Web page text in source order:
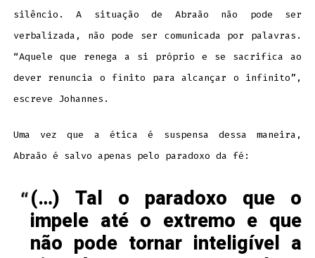
silêncio. A situação de Abraão não pode ser
verbalizada, não pode ser comunicada por palavras.
“Aquele que renega a si próprio e se sacrifica ao
dever renuncia o finito para alcançar o infinito”,
escreve Johannes.
Uma vez que a ética é suspensa dessa maneira,
Abraão é salvo apenas pelo paradoxo da fé:
(…) Tal o paradoxo que o
impele até o extremo e que
não pode tornar inteligível a